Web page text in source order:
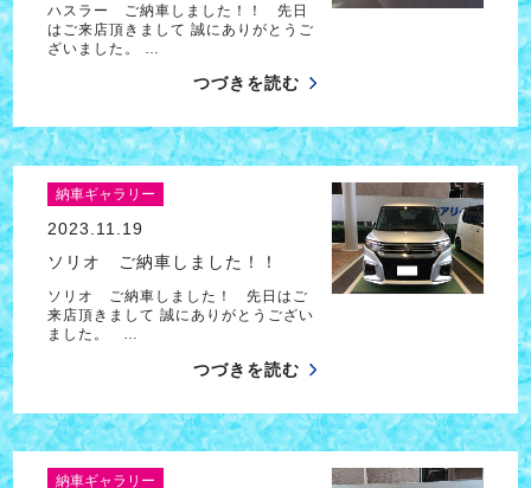
ハスラー ご納車しました！！ 先日
はご来店頂きまして 誠にありがとうご
ざいました。 …
つづきを読む
納車ギャラリー
2023.11.19
ソリオ ご納車しました！！
ソリオ ご納車しました！ 先日はご
来店頂きまして 誠にありがとうござい
ました。 …
つづきを読む
納車ギャラリー